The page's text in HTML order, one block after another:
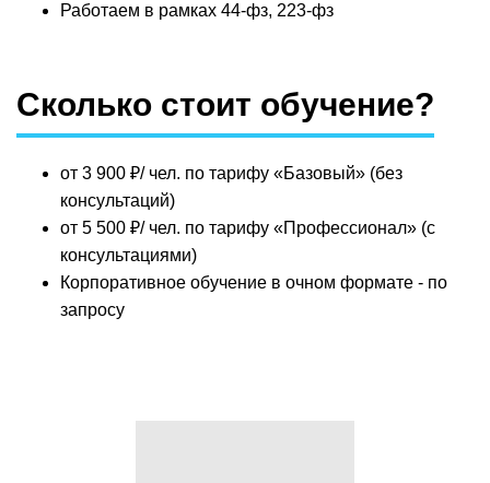
Работаем в рамках 44-фз, 223-фз
Сколько стоит обучение?
от 3 900 ₽/ чел. по тарифу «Базовый» (без
консультаций)
от 5 500 ₽/ чел. по тарифу «Профессионал» (с
консультациями)
Корпоративное обучение в очном формате - по
запросу